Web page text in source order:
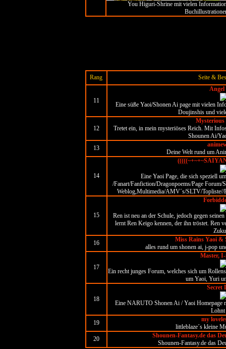
You Higuri-Shrine mit vielen
Rang Seite &
11
Angel
Eine süße Yaoi/Shonen Ai page mit vielen
Doujinshis und
12
Mysterious
Tretet ein, in mein mysteriöses Reich. Mit
Shounen Ai/
13
Deine Welt rund um
14
Eine Yaoi Page, die sich speziell
/Fanart/Fanfiction/Dragonpoems/Page Forum/
Weblog,Multimedia/AMV´s/SLTV/
15
Ren ist neu an der Schule, jedoch gegen
lernt Ren Keigo kennen, der ihn tröstet. Ren
16
Miss Rains Yaoi &
alles rund um shonen ai, j-pop
17
Master,
Ein recht junges Forum, welches sich um
um Yaoi, Yuri
18
Secret
Eine NARUTO Shonen Ai / Yaoi Homepage
Lohnt
19
my
littleblaze´s kleine
20
Shounen-Fantasy.de das
Shounen-Fantasy.de das